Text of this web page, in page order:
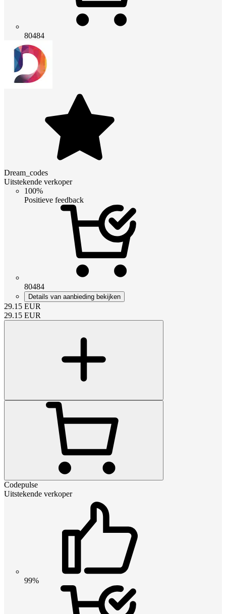
80484
Dream_codes
Uitstekende verkoper
100%
Positieve feedback
80484
Details van aanbieding bekijken
29.15 EUR
29.15 EUR
Codepulse
Uitstekende verkoper
99%